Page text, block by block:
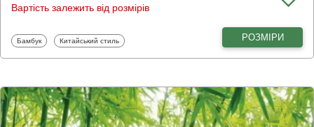
Вартість залежить від розмірів
Фотошпалери
Бамбук Фотошпалери
Китайський стиль РОЗМІРИ